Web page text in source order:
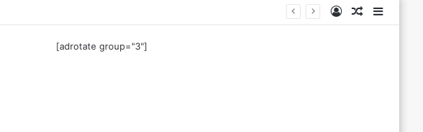
Sidebar
Tilfeldig
Log
[adrotate group="3"]